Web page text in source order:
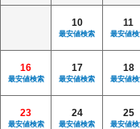
10
最安値検索
11
最安値
16
最安値検索
17
最安値検索
18
最安値
23
最安値検索
24
最安値検索
25
最安値